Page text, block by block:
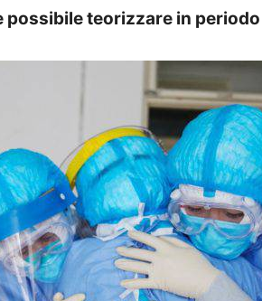
possibile teorizzare in periodo